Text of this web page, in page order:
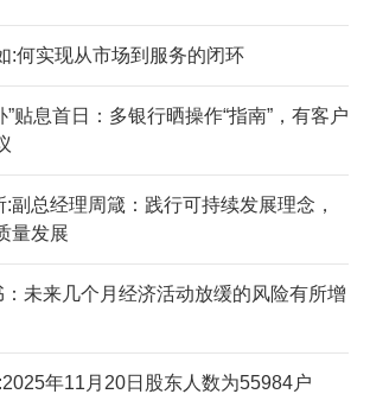
何实现从市场到服务的闭环
”贴息首日：多银行晒操作“指南”，有客户
副总经理周箴：践行可持续发展理念，
量发展
未来几个月经济活动放缓的风险有所增
年11月20日股东人数为55984户